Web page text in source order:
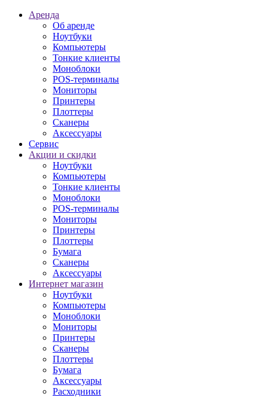
Аренда
Об аренде
Ноутбуки
Компьютеры
Тонкие клиенты
Моноблоки
POS-терминалы
Мониторы
Принтеры
Плоттеры
Сканеры
Аксессуары
Сервис
Акции и скидки
Ноутбуки
Компьютеры
Тонкие клиенты
Моноблоки
POS-терминалы
Мониторы
Принтеры
Плоттеры
Бумага
Сканеры
Аксессуары
Интернет магазин
Ноутбуки
Компьютеры
Моноблоки
Мониторы
Принтеры
Сканеры
Плоттеры
Бумага
Аксессуары
Расходники